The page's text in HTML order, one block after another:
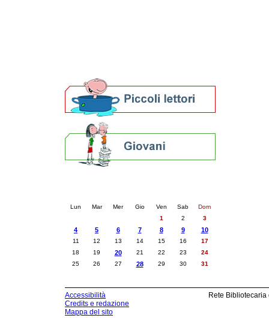
Lun Mar Mer Gio Ven Sab
Dom
1
2 3
4 5 6 7 8 9 10
11 12 13 14 15 16
17
18
19 20 21 22 23
24
25
26 27 28 29 30 31
Accessibilità
Credits e redazione
Mappa del sito
Rete